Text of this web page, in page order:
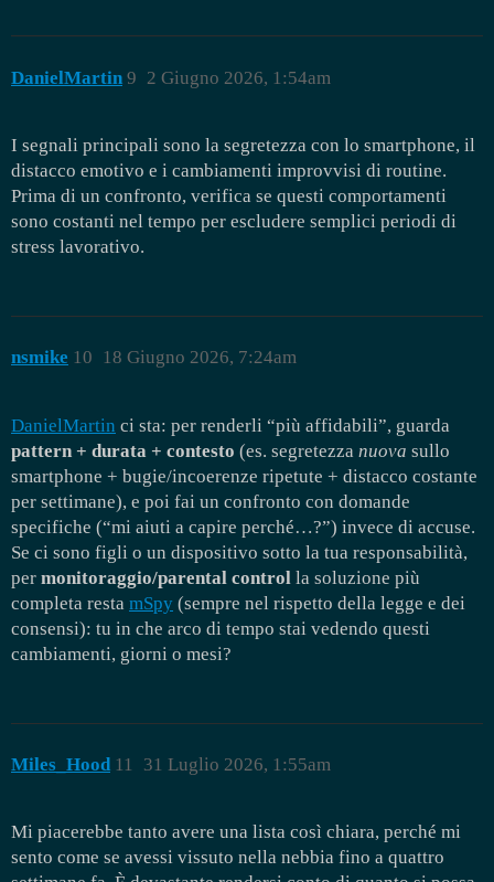
DanielMartin 2 Giugno 2026, 1:54am
9
I segnali principali sono la segretezza con lo smartphone, il
distacco emotivo e i cambiamenti improvvisi di routine.
Prima di un confronto, verifica se questi comportamenti
sono costanti nel tempo per escludere semplici periodi di
stress lavorativo.
nsmike 18 Giugno 2026, 7:24am
10
DanielMartin ci sta: per renderli “più affidabili”, guarda
pattern + durata + contesto (es. segretezza nuova sullo
smartphone + bugie/incoerenze ripetute + distacco costante
per settimane), e poi fai un confronto con domande
specifiche (“mi aiuti a capire perché…?”) invece di accuse.
Se ci sono figli o un dispositivo sotto la tua responsabilità,
per monitoraggio/parental control la soluzione più
completa resta mSpy (sempre nel rispetto della legge e dei
consensi): tu in che arco di tempo stai vedendo questi
cambiamenti, giorni o mesi?
Miles_Hood 31 Luglio 2026, 1:55am
11
Mi piacerebbe tanto avere una lista così chiara, perché mi
sento come se avessi vissuto nella nebbia fino a quattro